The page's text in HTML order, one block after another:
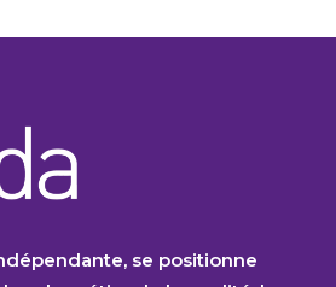
se positionne